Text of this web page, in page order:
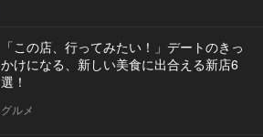
「この店、行ってみたい！」デートのきっ
かけになる、新しい美食に出合える新店6
選！
グルメ